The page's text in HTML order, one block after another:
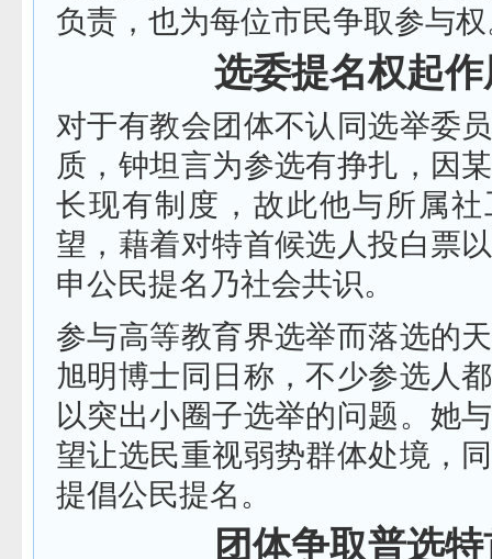
负责，也为每位市民争取参与
选委提名权起作
对于有教会团体不认同选举委
质，钟坦言为参选有挣扎，因
长现有制度，故此他与所属
望，藉着对特首候选人投白票
申公民提名乃社会共识。
参与高等教育界选举而落选的
旭明博士同日称，不少参选人
以突出小圈子选举的问题。她
望让选民重视弱势群体处境，
提倡公民提名。
团体争取普选